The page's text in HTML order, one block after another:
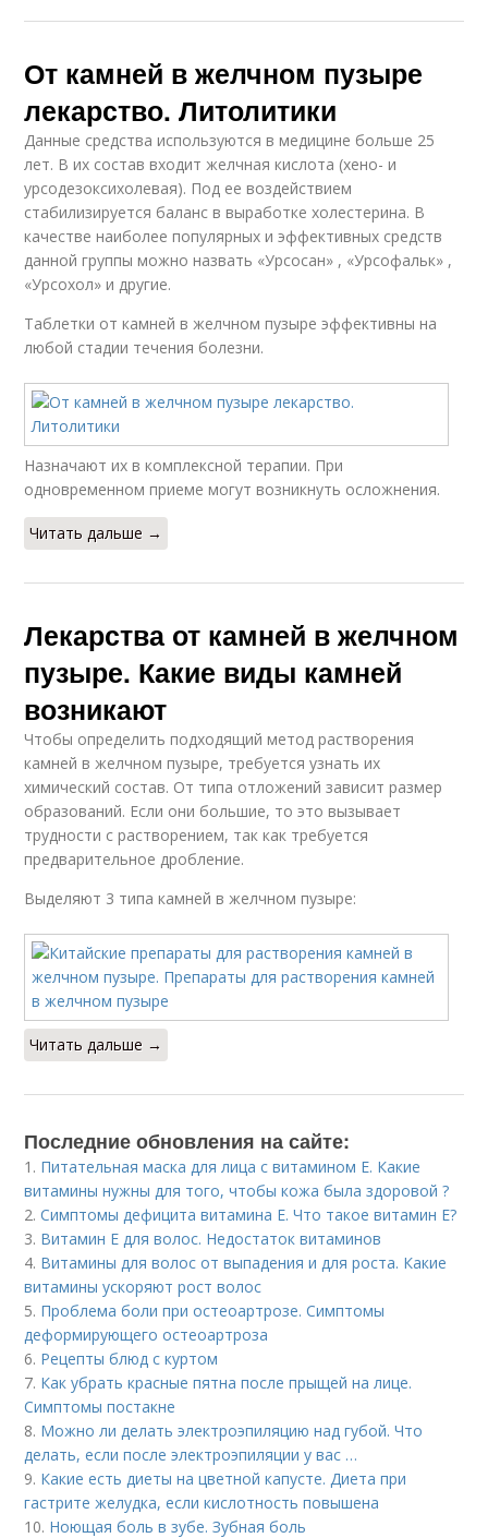
От камней в желчном пузыре
лекарство. Литолитики
Данные средства используются в медицине больше 25
лет. В их состав входит желчная кислота (хено- и
урсодезоксихолевая). Под ее воздействием
стабилизируется баланс в выработке холестерина. В
качестве наиболее популярных и эффективных средств
данной группы можно назвать «Урсосан» , «Урсофальк» ,
«Урсохол» и другие.
Таблетки от камней в желчном пузыре эффективны на
любой стадии течения болезни.
Назначают их в комплексной терапии. При
одновременном приеме могут возникнуть осложнения.
Читать дальше →
Лекарства от камней в желчном
пузыре. Какие виды камней
возникают
Чтобы определить подходящий метод растворения
камней в желчном пузыре, требуется узнать их
химический состав. От типа отложений зависит размер
образований. Если они большие, то это вызывает
трудности с растворением, так как требуется
предварительное дробление.
Выделяют 3 типа камней в желчном пузыре:
Читать дальше →
Последние обновления на сайте:
1. Питательная маска для лица с витамином Е. Какие
витамины нужны для того, чтобы кожа была здоровой ?
2.Симптомы дефицита витамина E. Что такое витамин Е?
3. Витамин Е для волос. Недостаток витаминов
4. Витамины для волос от выпадения и для роста. Какие
витамины ускоряют рост волос
5. Проблема боли при остеоартрозе. Симптомы
деформирующего остеоартроза
6. Рецепты блюд с куртом
7. Как убрать красные пятна после прыщей на лице.
Симптомы постакне
8. Можно ли делать электроэпиляцию над губой. Что
делать, если после электроэпиляции у вас …
9. Какие есть диеты на цветной капусте. Диета при
гастрите желудка, если кислотность повышена
10. Ноющая боль в зубе. Зубная боль